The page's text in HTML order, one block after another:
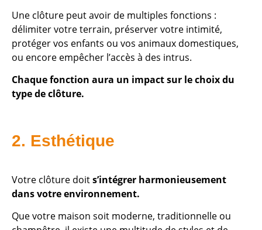
Une clôture peut avoir de multiples fonctions :
délimiter votre terrain, préserver votre intimité,
protéger vos enfants ou vos animaux domestiques,
ou encore empêcher l’accès à des intrus.
Chaque fonction aura un impact sur le choix du
type de clôture.
2. Esthétique
Votre clôture doits’intégrer harmonieusement
dans votre environnement.
Que votre maison soit moderne, traditionnelle ou